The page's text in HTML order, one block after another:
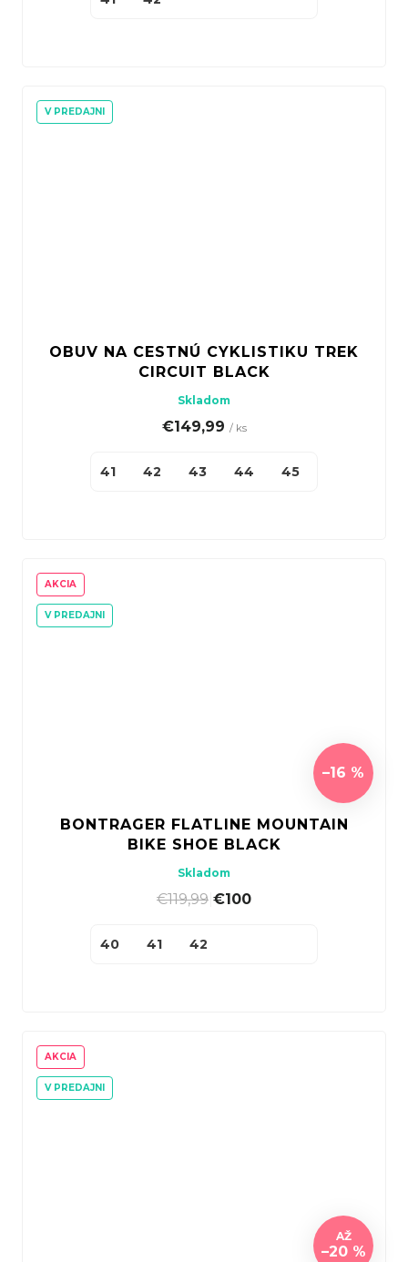
V PREDAJNI
OBUV NA CESTNÚ CYKLISTIKU TREK
CIRCUIT BLACK
Skladom
€149,99 / ks
41 42 43 44 45
AKCIA
V PREDAJNI
–16 %
BONTRAGER FLATLINE MOUNTAIN
BIKE SHOE BLACK
Skladom
€119,99 €100
40 41 42
AKCIA
V PREDAJNI
AŽ
–20 %